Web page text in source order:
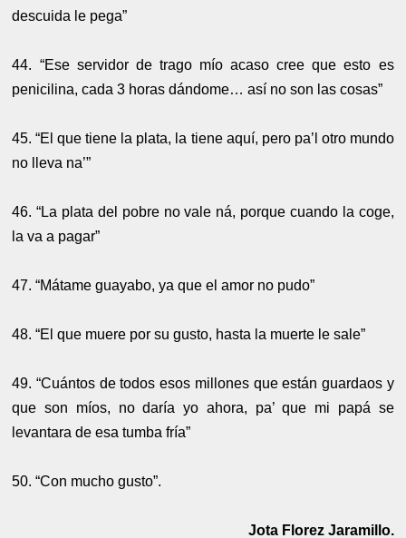
descuida le pega”
44. “Ese servidor de trago mío acaso cree que esto es
penicilina, cada 3 horas dándome… así no son las cosas”
45. “El que tiene la plata, la tiene aquí, pero pa’l otro mundo
no lleva na’”
46. “La plata del pobre no vale ná, porque cuando la coge,
la va a pagar”
47. “Mátame guayabo, ya que el amor no pudo”
48. “El que muere por su gusto, hasta la muerte le sale”
49. “Cuántos de todos esos millones que están guardaos y
que son míos, no daría yo ahora, pa’ que mi papá se
levantara de esa tumba fría”
50. “Con mucho gusto”.
Jota Florez Jaramillo.